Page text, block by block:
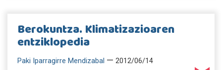
Berokuntza. Klimatizazioaren
entziklopedia
Paki Iparragirre Mendizabal — 2012/06/14